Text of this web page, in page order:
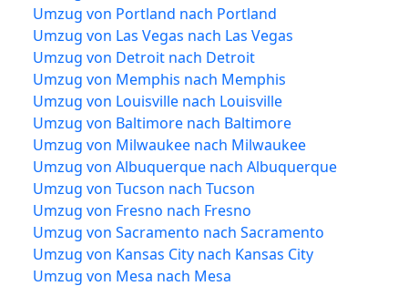
Umzug von Portland nach Portland
Umzug von Las Vegas nach Las Vegas
Umzug von Detroit nach Detroit
Umzug von Memphis nach Memphis
Umzug von Louisville nach Louisville
Umzug von Baltimore nach Baltimore
Umzug von Milwaukee nach Milwaukee
Umzug von Albuquerque nach Albuquerque
Umzug von Tucson nach Tucson
Umzug von Fresno nach Fresno
Umzug von Sacramento nach Sacramento
Umzug von Kansas City nach Kansas City
Umzug von Mesa nach Mesa